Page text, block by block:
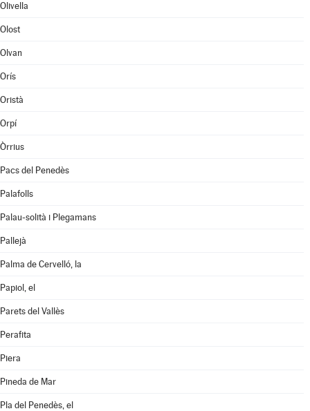
Olivella
Olost
Olvan
Orís
Oristà
Orpí
Òrrius
Pacs del Penedès
Palafolls
Palau-solità i Plegamans
Pallejà
Palma de Cervelló, la
Papiol, el
Parets del Vallès
Perafita
Piera
Pineda de Mar
Pla del Penedès, el